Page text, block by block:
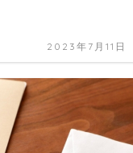
2023年7月11日